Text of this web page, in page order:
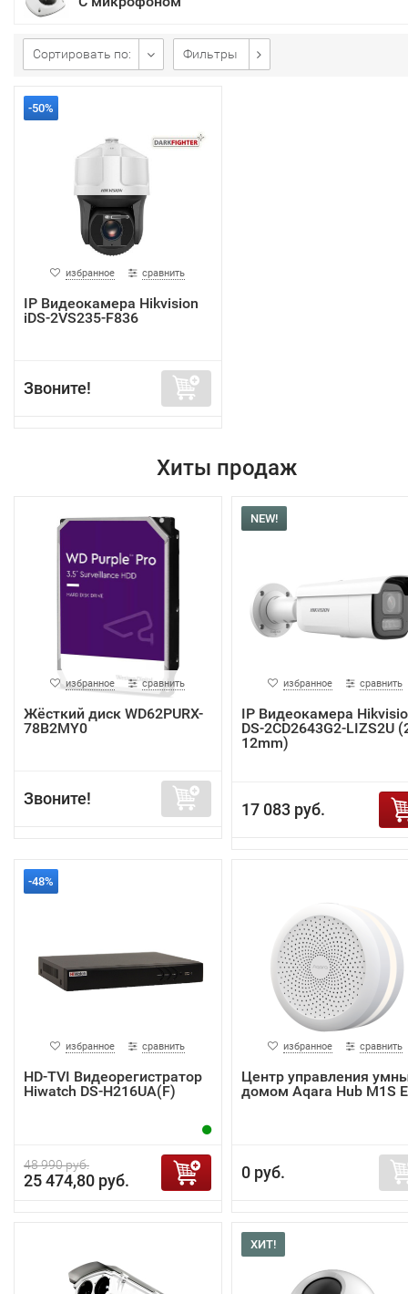
Сортировать по: Фильтры
-50%
избранное сравнить
IP Видеокамера Hikvision
iDS-2VS235-F836
Звоните!
Хиты продаж
избранное сравнить
Жёсткий диск WD62PURX-
78B2MY0
Звоните!
NEW!
избранное сравнить
IP Видеокамера
DS-2CD2643G2-LIZS2U
12mm)
17 083 руб.
-48%
избранное сравнить
HD-TVI Видеорегистратор
Hiwatch DS-H216UA(F)
48 990 руб.
25 474,80 руб.
избранное сравнить
Центр управления
домом Aqara Hub M1S
0 руб.
ХИТ!